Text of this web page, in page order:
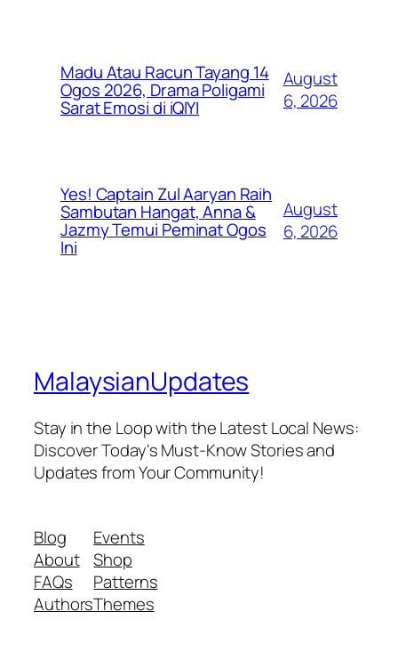
Madu Atau Racun Tayang 14
Ogos 2026, Drama Poligami
Sarat Emosi di iQIYI
August
6, 2026
Yes! Captain Zul Aaryan Raih
Sambutan Hangat, Anna &
Jazmy Temui Peminat Ogos
Ini
August
6, 2026
MalaysianUpdates
Stay in the Loop with the Latest Local News:
Discover Today's Must-Know Stories and
Updates from Your Community!
Blog
About
FAQs
Authors
Events
Shop
Patterns
Themes